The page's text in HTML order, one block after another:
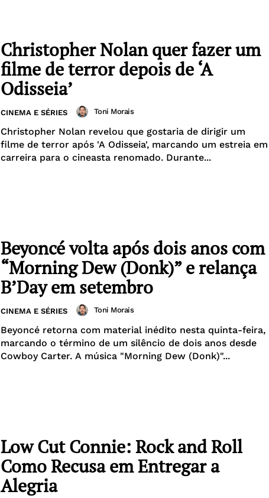
Christopher Nolan quer fazer um
filme de terror depois de ‘A
Odisseia’
CINEMA E SÉRIES Toni Morais
Christopher Nolan revelou que gostaria de dirigir um
filme de terror após 'A Odisseia', marcando um estreia em
carreira para o cineasta renomado. Durante...
Beyoncé volta após dois anos com
“Morning Dew (Donk)” e relança
B’Day em setembro
CINEMA E SÉRIES Toni Morais
Beyoncé retorna com material inédito nesta quinta-feira,
marcando o término de um silêncio de dois anos desde
Cowboy Carter. A música "Morning Dew (Donk)"...
Low Cut Connie: Rock and Roll
Como Recusa em Entregar a
Alegria